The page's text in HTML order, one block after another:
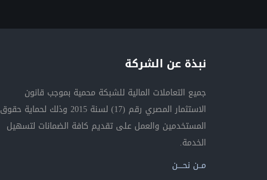
نبذة عن الشركة
جميع التعاملات المالية للشبكة محمية بموجب قانون
الاستثمار المصري رقم (17) لسنة 2015 وذلك لحماية حقوق
المستخدمين والعمل على تقديم كافة الضمانات لتسهيل
الخدمة.
مــن نحــــن